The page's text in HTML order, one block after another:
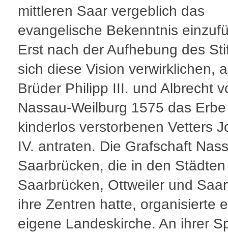
mittleren Saar vergeblich das
evangelische Bekenntnis
Erst nach der Aufhebung des
sich diese Vision verwirklichen,
Brüder Philipp III. und Albrecht
Nassau-Weilburg 1575 das
kinderlos verstorbenen Vetters
IV. antraten. Die Grafschaft
Saarbrücken, die in den Städten
Saarbrücken, Ottweiler und
ihre Zentren hatte, organisierte
eigene Landeskirche. An ihrer